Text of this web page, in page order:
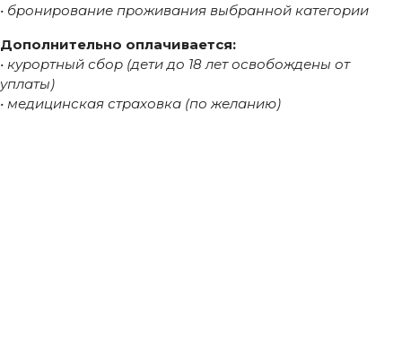
• бронирование проживания выбранной категории
Дополнительно оплачивается:
• курортный сбор (дети до 18 лет освобождены от
уплаты)
• медицинская страховка (по желанию)